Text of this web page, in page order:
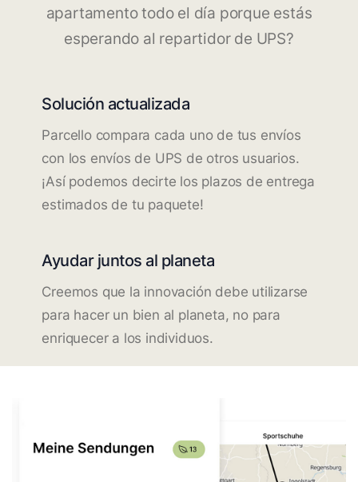
apartamento todo el día porque estás
esperando al repartidor de UPS?
Solución actualizada
Parcello compara cada uno de tus envíos
con los envíos de UPS de otros usuarios.
¡Así podemos decirte los plazos de entrega
estimados de tu paquete!
Ayudar juntos al planeta
Creemos que la innovación debe utilizarse
para hacer un bien al planeta, no para
enriquecer a los individuos.